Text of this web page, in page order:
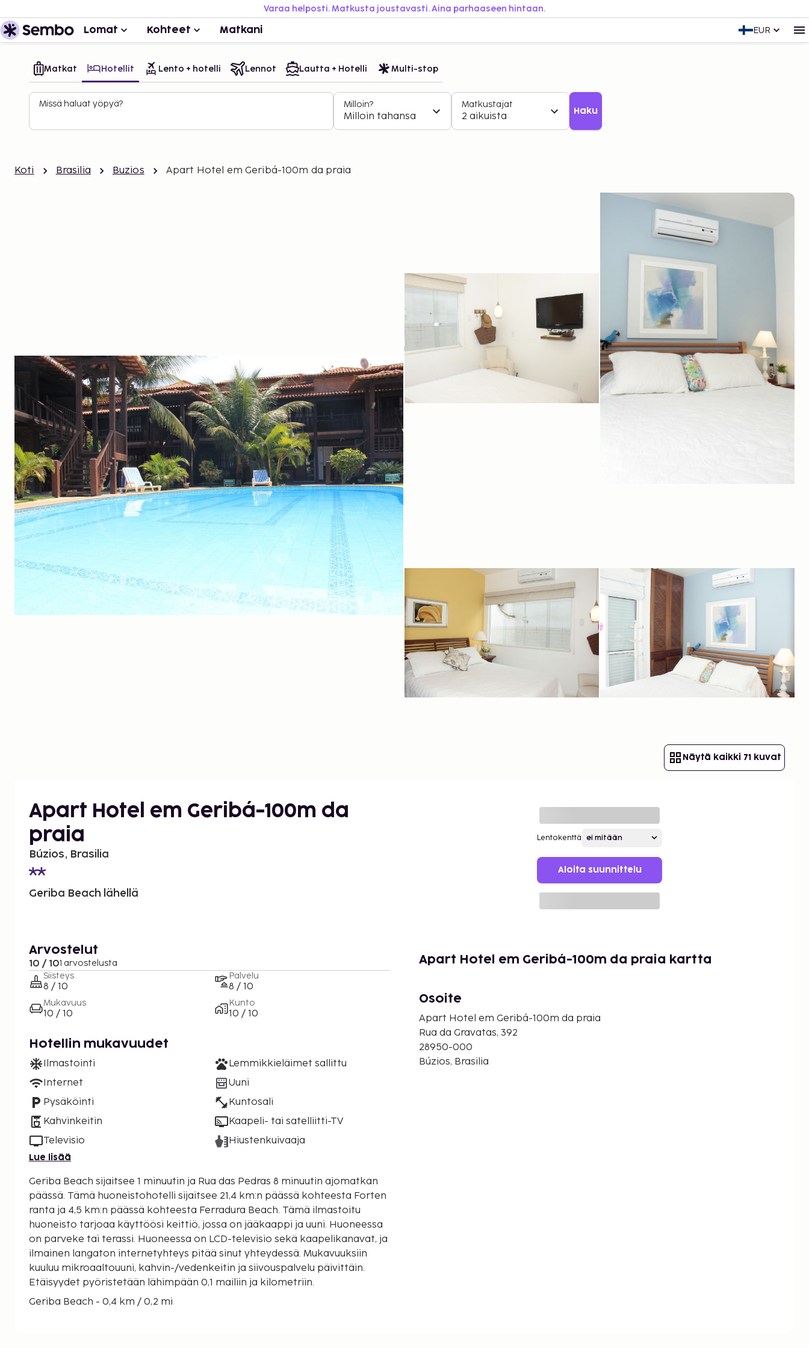
Varaa helposti. Matkusta joustavasti. Aina parhaaseen hintaan.
Lomat Kohteet Matkani EUR
Matkat Hotellit Lento + hotelli Lennot Lautta + Hotelli Multi-stop
Missä haluat yöpyä? Milloin?
Milloin tahansa
Matkustajat
2 aikuista Haku
Koti Brasilia Buzios Apart Hotel em Geribá-100m da praia
Näytä kaikki 71 kuvat
Apart Hotel em Geribá-100m da
praia
Búzios, Brasilia
Geriba Beach lähellä
Lentokenttä
Aloita suunnittelu
Arvostelut
10 / 101 arvostelusta
Siisteys
8 / 10
Mukavuus
10 / 10
Palvelu
8 / 10
Kunto
10 / 10
Hotellin mukavuudet
Ilmastointi
Internet
Pysäköinti
Kahvinkeitin
Televisio
Lemmikkieläimet sallittu
Uuni
Kuntosali
Kaapeli- tai satelliitti-TV
Hiustenkuivaaja
Lue lisää
Geriba Beach sijaitsee 1 minuutin ja Rua das Pedras 8 minuutin ajomatkan
päässä. Tämä huoneistohotelli sijaitsee 21,4 km:n päässä kohteesta Forten
ranta ja 4,5 km:n päässä kohteesta Ferradura Beach. Tämä ilmastoitu
huoneisto tarjoaa käyttöösi keittiö, jossa on jääkaappi ja uuni. Huoneessa
on parveke tai terassi. Huoneessa on LCD-televisio sekä kaapelikanavat, ja
ilmainen langaton internetyhteys pitää sinut yhteydessä. Mukavuuksiin
kuuluu mikroaaltouuni, kahvin-/vedenkeitin ja siivouspalvelu päivittäin.
Etäisyydet pyöristetään lähimpään 0,1 mailiin ja kilometriin.
Geriba Beach - 0,4 km / 0,2 mi
Apart Hotel em Geribá-100m da praia kartta
Osoite
Apart Hotel em Geribá-100m da praia
Rua da Gravatas, 392
28950-000
Búzios, Brasilia